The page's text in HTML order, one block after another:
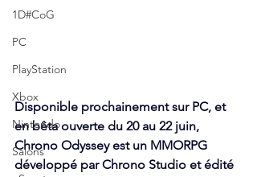
1D#CoG
PC
PlayStation
Xbox
Nintendo
Salons
Disponible prochainement sur PC, et
en bêta ouverte du 20 au 22 juin,
Chrono Odyssey est un MMORPG
développé par Chrono Studio et édité